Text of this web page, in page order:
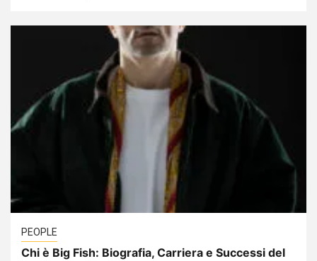
PEOPLE
Chi è Big Fish: Biografia, Carriera e Successi del